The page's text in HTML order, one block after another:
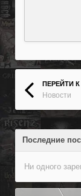
ПЕРЕЙТИ
Новости
Последние
Ни одного